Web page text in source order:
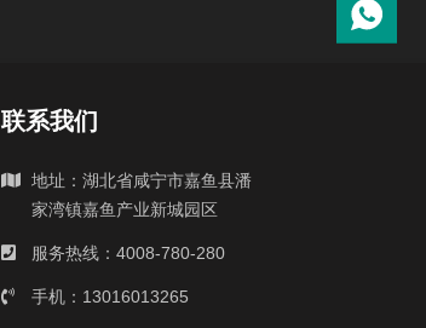
联系我们
地址：湖北省咸宁市嘉鱼县潘
家湾镇嘉鱼产业新城园区
服务热线：4008-780-280
手机：13016013265